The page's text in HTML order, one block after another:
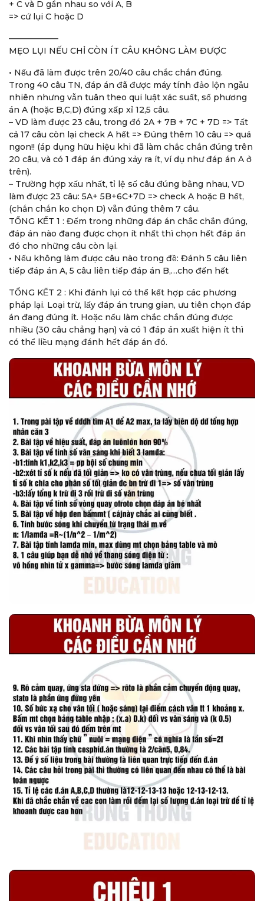
+ C và D gần nhau so với A, B
=> cứ lụi C hoặc D
——————
MẸO LỤI NẾU CHỈ CÒN ÍT CÂU KHÔNG LÀM ĐƯỢC
• Nếu đã làm được trên 20/40 câu chắc chắn đúng.
Trong 40 câu TN, đáp án đã được máy tính đảo lộn ngẫu
nhiên nhưng vẫn tuân theo qui luật xác suất, số phương
án A (hoặc B,C,D) đúng xấp xỉ 12,5 câu.
– VD làm được 23 câu, trong đó 2A + 7B + 7C + 7D => Tất
cả 17 câu còn lại check A hết => Đúng thêm 10 câu => quá
ngon!! (áp dụng hữu hiệu khi đã làm chắc chắn đúng trên
20 câu, và có 1 đáp án đúng xảy ra ít, ví dụ như đáp án A ở
trên).
– Trường hợp xấu nhất, tỉ lệ số câu đúng bằng nhau, VD
làm được 23 câu: 5A+ 5B+6C+7D => check A hoặc B hết,
(chắn chắn ko chọn D) vẫn đúng thêm 7 câu.
TỔNG KẾT 1 : Đếm trong những đáp án chắc chắn đúng,
đáp án nào đang được chọn ít nhất thì chọn hết đáp án
đó cho những câu còn lại.
• Nếu không làm được câu nào trong đề: Đánh 5 câu liên
tiếp đáp án A, 5 câu liên tiếp đáp án B,…cho đến hết
TỔNG KẾT 2 : Khi đánh lụi có thể kết hợp các phương
pháp lại. Loại trừ, lấy đáp án trung gian, ưu tiên chọn đáp
án đang đúng ít. Hoặc nếu làm chắc chắn đúng được
nhiều (30 câu chẳng hạn) và có 1 đáp án xuất hiện ít thì
có thể liều mạng đánh hết đáp án đó.